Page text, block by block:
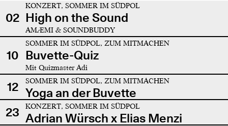
02
KONZERT, SOMMER IM SÜDPOL
High on the Sound
AMÆMI & SOUNDBUDDY
10
SOMMER IM SÜDPOL, ZUM MITMACHEN
Buvette-Quiz
Mit Quizmaster Adi
12 SOMMER IM SÜDPOL, ZUM MITMACHEN
Yoga an der Buvette
23
KONZERT, SOMMER IM SÜDPOL
Adrian Würsch x Elias Menzi